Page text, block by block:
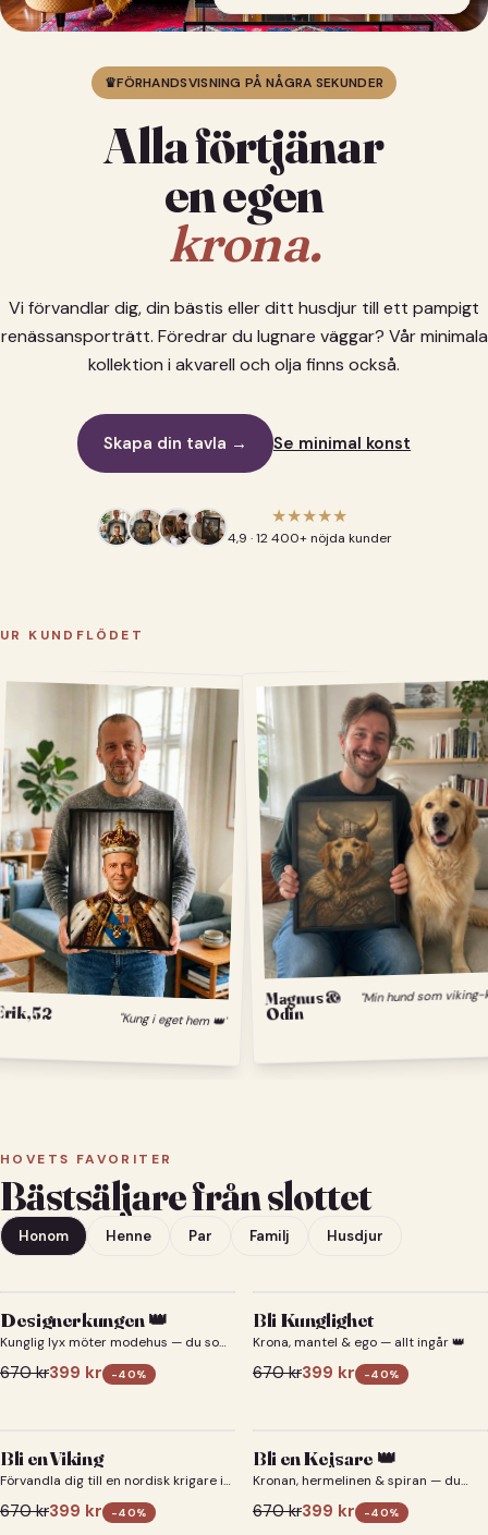
♛FÖRHANDSVISNING PÅ NÅGRA SEKUNDER
Alla förtjänar
en egen
krona.
Vi förvandlar dig, din bästis eller ditt husdjur till ett pampigt
renässansporträtt. Föredrar du lugnare väggar? Vår minimala
kollektion i akvarell och olja finns också.
Skapa din tavla → Se minimal konst
★★★★★
4,9 · 12 400+ nöjda kunder
UR KUNDFLÖDET
52 "Kung i eget hem 👑"
Magnus &
Odin
HOVETS FAVORITER
Bästsäljare från slottet
Honom Henne Par Familj Husdjur
Designerkungen 👑
Kunglig lyx möter modehus — du som
670kr399 kr -40%
Bli Kunglighet
Krona, mantel & ego — allt ingår 👑
670kr399 kr -40%
Bli en Viking
Förvandla dig till en nordisk krigare i
ett episkt vikingaporträtt.
670kr399 kr -40%
Bli en Kejsare 👑
Kronan, hermelinen & spiran — du
670kr399 kr -40%